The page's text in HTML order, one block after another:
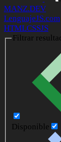
MANZ.DEV
LenguajeJS.com
HTMLCSSJS
Filtrar
Disponible